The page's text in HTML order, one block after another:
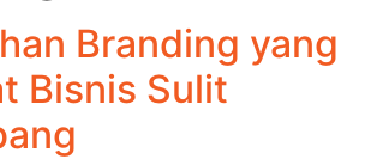
Branding yang
Bisnis Sulit